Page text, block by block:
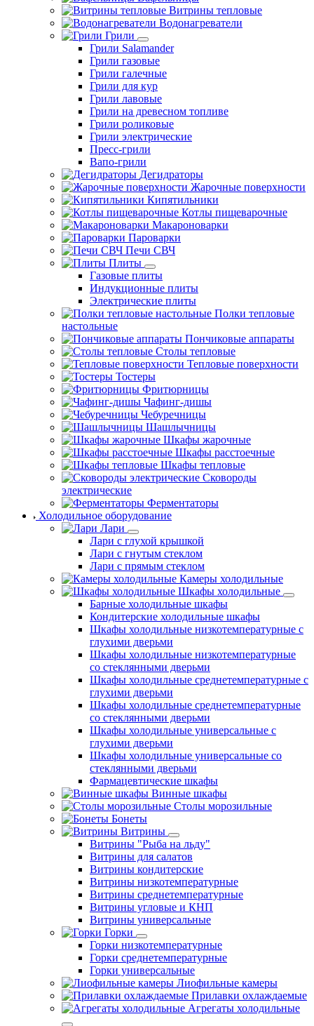
Витрины тепловые
Водонагреватели
Грили
Грили Salamander
Грили газовые
Грили галечные
Грили для кур
Грили лавовые
Грили на древесном топливе
Грили роликовые
Грили электрические
Пресс-грили
Вапо-грили
Дегидраторы
Жарочные поверхности
Кипятильники
Котлы пищеварочные
Макароноварки
Пароварки
Печи СВЧ
Плиты
Газовые плиты
Индукционные плиты
Электрические плиты
Полки тепловые
настольные
Пончиковые аппараты
Столы тепловые
Тепловые поверхности
Тостеры
Фритюрницы
Чафинг-дишы
Чебуречницы
Шашлычницы
Шкафы жарочные
Шкафы расстоечные
Шкафы тепловые
Сковороды
электрические
Ферментаторы
Холодильное оборудование
Лари
Лари с глухой крышкой
Лари с гнутым стеклом
Лари с прямым стеклом
Камеры холодильные
Шкафы холодильные
Барные холодильные шкафы
Кондитерские холодильные шкафы
Шкафы холодильные низкотемпературные с
глухими дверьми
Шкафы холодильные низкотемпературные
со стеклянными дверьми
Шкафы холодильные среднетемпературные с
глухими дверьми
Шкафы холодильные среднетемпературные
со стеклянными дверьми
Шкафы холодильные универсальные с
глухими дверьми
Шкафы холодильные универсальные со
стеклянными дверьми
Фармацевтические шкафы
Винные шкафы
Столы морозильные
Бонеты
Витрины
Витрины "Рыба на льду"
Витрины для салатов
Витрины кондитерские
Витрины низкотемпературные
Витрины среднетемпературные
Витрины угловые и КНП
Витрины универсальные
Горки
Горки низкотемпературные
Горки среднетемпературные
Горки универсальные
Лиофильные камеры
Прилавки охлаждаемые
Агрегаты холодильные